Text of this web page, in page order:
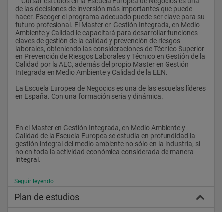
de las decisiones de inversión más importantes que puede
hacer. Escoger el programa adecuado puede ser clave para su
futuro profesional. El Master en Gestión Integrada, en Medio
Ambiente y Calidad le capacitará para desarrollar funciones
claves de gestión de la calidad y prevención de riesgos
laborales, obteniendo las consideraciones de Técnico Superior
en Prevención de Riesgos Laborales y Técnico en Gestión de la
Calidad por la AEC, además del propio Master en Gestión
Integrada en Medio Ambiente y Calidad de la EEN.
La Escuela Europea de Negocios es una de las escuelas líderes
en España. Con una formación seria y dinámica.
En el Master en Gestión Integrada, en Medio Ambiente y
Calidad de la Escuela Europea se estudia en profundidad la
gestión integral del medio ambiente no sólo en la industria, si
no en toda la actividad económica considerada de manera
integral.
oficial de Master en Prevención de Riesgos Laborales por la
Seguir leyendo
Plan de estudios